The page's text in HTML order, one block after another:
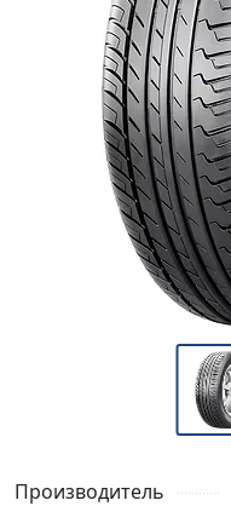
Производитель